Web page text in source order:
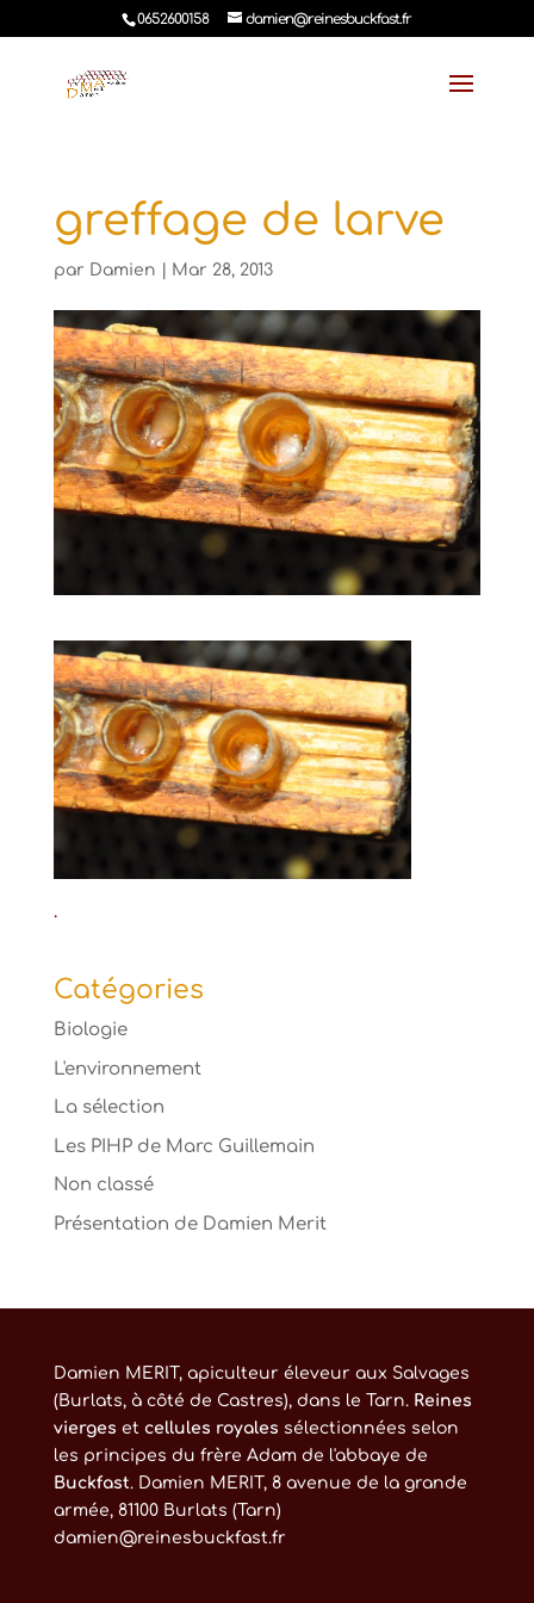
0652600158 damien@reinesbuckfast.fr
greffage de larve
par Damien Mar 28, 2013
.
Catégories
Biologie
L'environnement
La sélection
Les PIHP de Marc Guillemain
Non classé
Présentation de Damien Merit
Damien MERIT, apiculteur éleveur aux Salvages
(Burlats, à côté de Castres), dans le Tarn. Reines
vierges et cellules royales sélectionnées selon
les principes du frère Adam de l'abbaye de
Buckfast. Damien MERIT, 8 avenue de la grande
armée, 81100 Burlats (Tarn)
damien@reinesbuckfast.fr